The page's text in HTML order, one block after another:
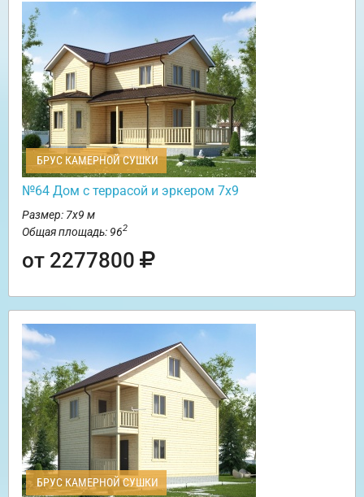
БРУС КАМЕРНОЙ СУШКИ
№64 Дом с террасой и эркером 7х9
Размер: 7х9 м
Общая площадь: 962
от 2277800
БРУС КАМЕРНОЙ СУШКИ